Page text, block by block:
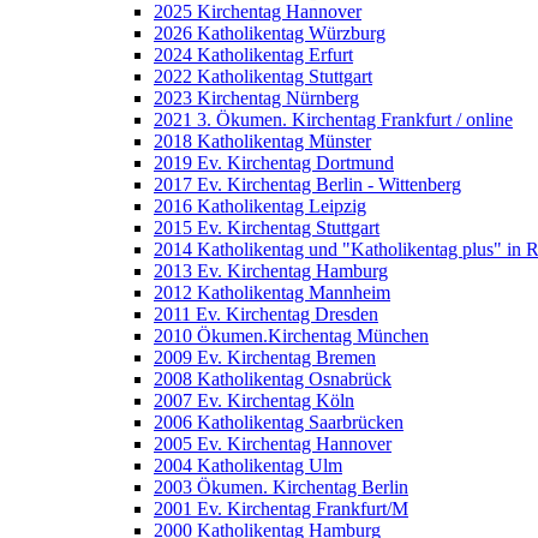
2025 Kirchentag Hannover
2026 Katholikentag Würzburg
2024 Katholikentag Erfurt
2022 Katholikentag Stuttgart
2023 Kirchentag Nürnberg
2021 3. Ökumen. Kirchentag Frankfurt / online
2018 Katholikentag Münster
2019 Ev. Kirchentag Dortmund
2017 Ev. Kirchentag Berlin - Wittenberg
2016 Katholikentag Leipzig
2015 Ev. Kirchentag Stuttgart
2014 Katholikentag und "Katholikentag plus" in
2013 Ev. Kirchentag Hamburg
2012 Katholikentag Mannheim
2011 Ev. Kirchentag Dresden
2010 Ökumen.Kirchentag München
2009 Ev. Kirchentag Bremen
2008 Katholikentag Osnabrück
2007 Ev. Kirchentag Köln
2006 Katholikentag Saarbrücken
2005 Ev. Kirchentag Hannover
2004 Katholikentag Ulm
2003 Ökumen. Kirchentag Berlin
2001 Ev. Kirchentag Frankfurt/M
2000 Katholikentag Hamburg